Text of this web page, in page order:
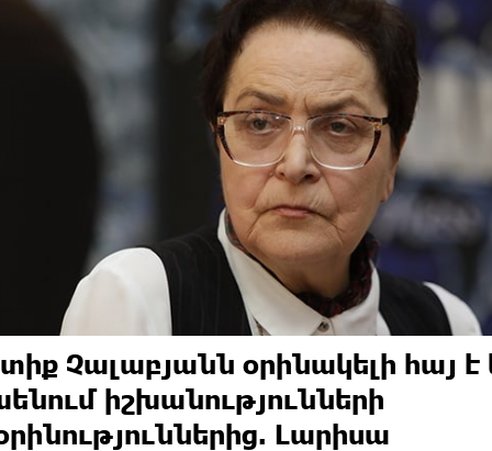
Չալաբյանն օրինակելի հայ է
իշխանությունների
Լարիսա